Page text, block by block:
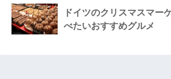
ドイツのクリスマスマー
べたいおすすめグルメ